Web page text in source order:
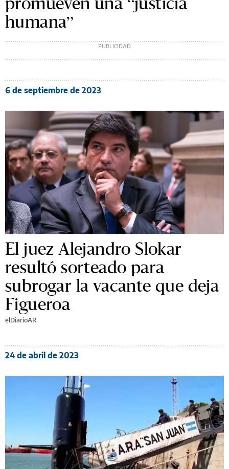
humana”
6 de septiembre de 2023
El juez Alejandro Slokar
resultó sorteado para
subrogar la vacante que deja
Figueroa
elDiarioAR
24 de abril de 2023